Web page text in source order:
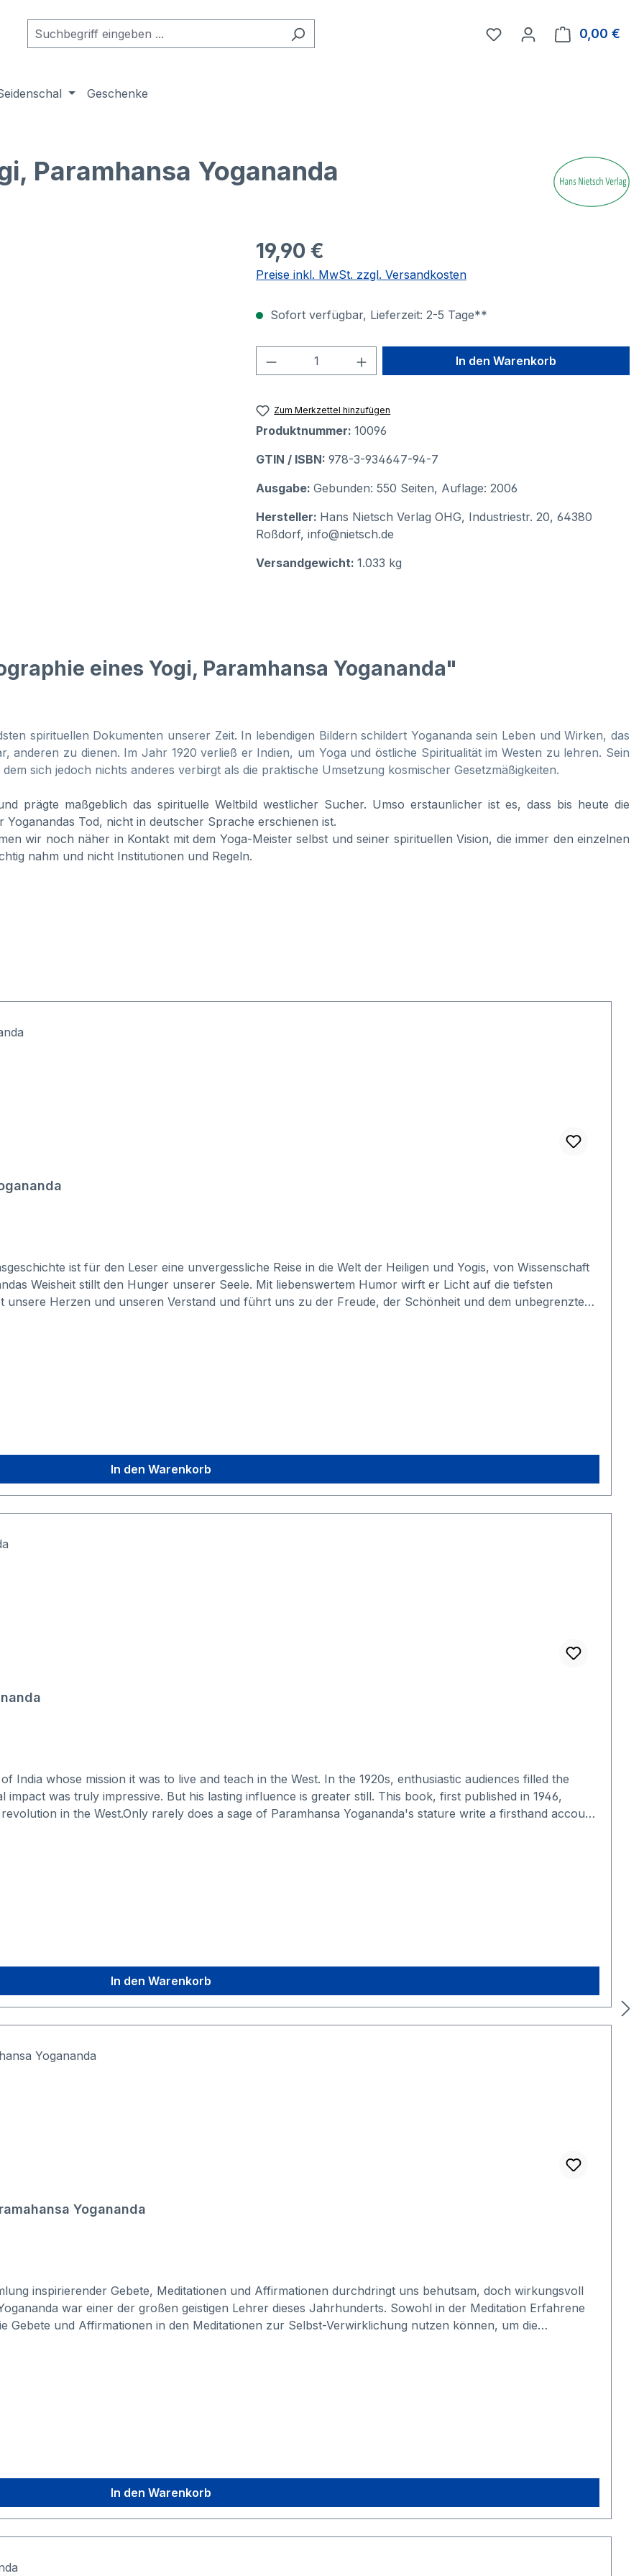
0,00 €
Geschenke
Paramhansa Yogananda
19,90 €
Preise inkl. MwSt. zzgl. Versandkosten
Sofort verfügbar, Lieferzeit: 2-5 Tage**
Produkt Anzahl: Gib den gewünschten Wert
In den Warenkorb
Zum Merkzettel hinzufügen
Produktnummer: 10096
GTIN / ISBN: 978-3-934647-94-7
Ausgabe: Gebunden: 550 Seiten, Auflage: 2006
Hersteller: Hans Nietsch Verlag OHG, Industriestr. 20, 64380
Roßdorf, info@nietsch.de
Versandgewicht: 1.033 kg
eines Yogi, Paramhansa Yogananda"
spirituellen Dokumenten unserer Zeit. In lebendigen Bildern schildert Yogananda sein Leben und Wirken, das
anderen zu dienen. Im Jahr 1920 verließ er Indien, um Yoga und östliche Spiritualität im Westen zu lehren. Sein
sich jedoch nichts anderes verbirgt als die praktische Umsetzung kosmischer Gesetzmäßigkeiten.
prägte maßgeblich das spirituelle Weltbild westlicher Sucher. Umso erstaunlicher ist es, dass bis heute die
Tod, nicht in deutscher Sprache erschienen ist.
wir noch näher in Kontakt mit dem Yoga-Meister selbst und seiner spirituellen Vision, die immer den einzelnen
nahm und nicht Institutionen und Regeln.
ist für den Leser eine unvergessliche Reise in die Welt der Heiligen und Yogis, von Wissenschaft
Weisheit stillt den Hunger unserer Seele. Mit liebenswertem Humor wirft er Licht auf die tiefsten
unsere Herzen und unseren Verstand und führt uns zu der Freude, der Schönheit und dem unbegrenzten
In den Warenkorb
write a firsthand account
In den Warenkorb
Yogananda
inspirierender Gebete, Meditationen und Affirmationen durchdringt uns behutsam, doch wirkungsvoll
war einer der großen geistigen Lehrer dieses Jahrhunderts. Sowohl in der Meditation Erfahrene
Gebete und Affirmationen in den Meditationen zur Selbst-Verwirklichung nutzen können, um die
In den Warenkorb